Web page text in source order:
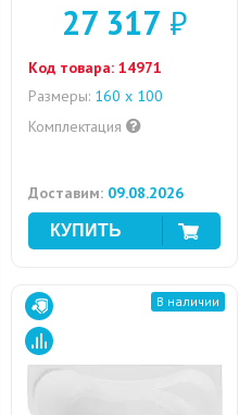
27 317 ₽
Код товара: 14971
Размеры: 160 x 100
Комплектация
Доставим: 09.08.2026
В наличии